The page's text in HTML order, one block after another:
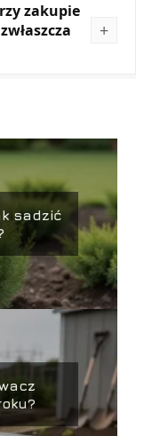
zakupie
sadzić